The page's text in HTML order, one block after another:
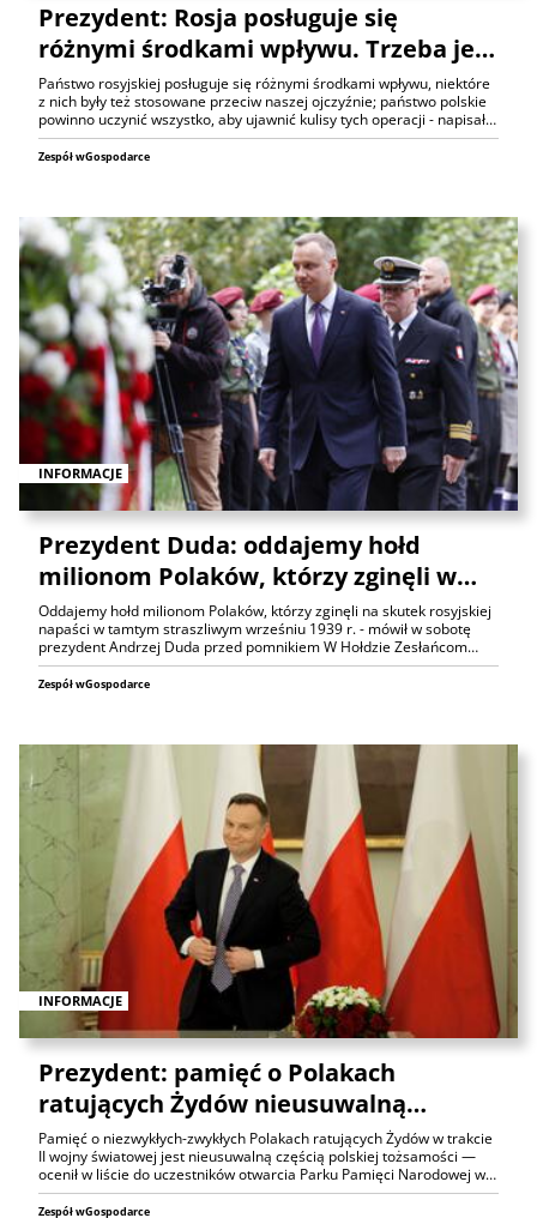
Prezydent: Rosja posługuje się
różnymi środkami wpływu. Trzeba je…
Państwo rosyjskiej posługuje się różnymi środkami wpływu, niektóre
z nich były też stosowane przeciw naszej ojczyźnie; państwo polskie
powinno uczynić wszystko, aby ujawnić kulisy tych operacji - napisał…
Zespół wGospodarce
INFORMACJE
Prezydent Duda: oddajemy hołd
milionom Polaków, którzy zginęli w…
Oddajemy hołd milionom Polaków, którzy zginęli na skutek rosyjskiej
napaści w tamtym straszliwym wrześniu 1939 r. - mówił w sobotę
prezydent Andrzej Duda przed pomnikiem W Hołdzie Zesłańcom…
Zespół wGospodarce
INFORMACJE
Prezydent: pamięć o Polakach
ratujących Żydów nieusuwalną…
Pamięć o niezwykłych-zwykłych Polakach ratujących Żydów w trakcie
II wojny światowej jest nieusuwalną częścią polskiej tożsamości —
ocenił w liście do uczestników otwarcia Parku Pamięci Narodowej w…
Zespół wGospodarce